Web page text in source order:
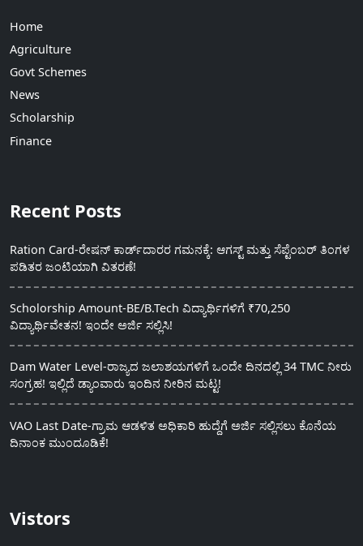
Home
Agriculture
Govt Schemes
News
Scholarship
Finance
Recent Posts
Ration Card-ರೇಷನ್ ಕಾರ್ಡ್‍ದಾರರ ಗಮನಕ್ಕೆ: ಆಗಸ್ಟ್ ಮತ್ತು ಸೆಪ್ಟೆಂಬರ್ ತಿಂಗಳ
ಪಡಿತರ ಜಂಟಿಯಾಗಿ ವಿತರಣೆ!
Scholorship Amount-BE/B.Tech ವಿದ್ಯಾರ್ಥಿಗಳಿಗೆ ₹70,250
ವಿದ್ಯಾರ್ಥಿವೇತನ! ಇಂದೇ ಅರ್ಜಿ ಸಲ್ಲಿಸಿ!
Dam Water Level-ರಾಜ್ಯದ ಜಲಾಶಯಗಳಿಗೆ ಒಂದೇ ದಿನದಲ್ಲಿ 34 TMC ನೀರು
ಸಂಗ್ರಹ! ಇಲ್ಲಿದೆ ಡ್ಯಾಂವಾರು ಇಂದಿನ ನೀರಿನ ಮಟ್ಟ!
VAO Last Date-ಗ್ರಾಮ ಆಡಳಿತ ಅಧಿಕಾರಿ ಹುದ್ದೆಗೆ ಅರ್ಜಿ ಸಲ್ಲಿಸಲು ಕೊನೆಯ
ದಿನಾಂಕ ಮುಂದೂಡಿಕೆ!
Vistors